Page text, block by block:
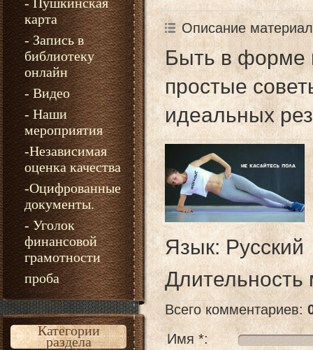
карта
- Запись в
библиотеку
онлайн
- Видео
- Наши
мероприятия
-Независимая
оценка качества
-Оцифрованные
документы.
- Уголок
финансовой
грамотности
проба
Категории
раздела
Описание
Быть в форме
простые
идеальных
Язык: Русский
Длительность
Всего комментариев:
Имя *: